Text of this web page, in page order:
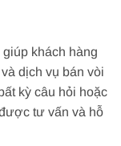
khách hàng
dịch vụ bán vòi
kỳ câu hỏi hoặc
tư vấn và hỗ